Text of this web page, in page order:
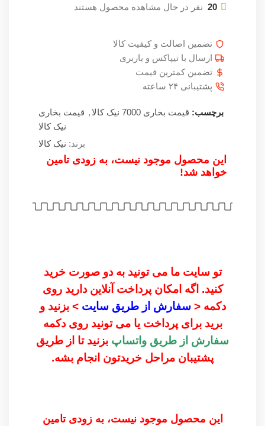
20 نفر در حال مشاهده محصول هستند
تضمین اصالت و کیفیت کالا
ارسال با تیپاکس و باربری
تضمین کمترین قیمت
پشتیبانی ۲۴ ساعته
برچسب: قیمت بخاری 7000 نیک کالا , قیمت بخاری
نیک کالا
برند: نیک کالا
این محصول موجود نیست، به زودی تامین
خواهد شد!
تو سایت ما می تونید به دو صورت خرید
کنید. اگه امکان پرداخت آنلاین دارید روی
دکمه <سفارش از طریق سایت> بزنید و
برید برای پرداخت یا می تونید روی دکمه
سفارش از طریق واتساپ بزنید تا از طریق
پشتیبان مراحل خریدتون انجام بشه.
این محصول موجود نیست، به زودی تامین